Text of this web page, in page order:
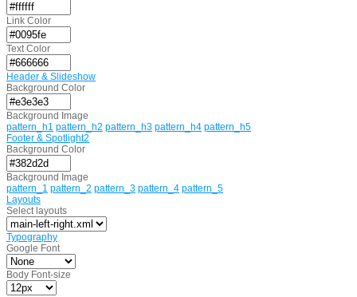
Link Color
Text Color
Header & Slideshow
Background Color
Background Image
pattern_h1 pattern_h2 pattern_h3 pattern_h4 pattern_h5
Footer & Spotlight2
Background Color
Background Image
pattern_1 pattern_2 pattern_3 pattern_4 pattern_5
Layouts
Select layouts
Typography
Google Font
Body Font-size